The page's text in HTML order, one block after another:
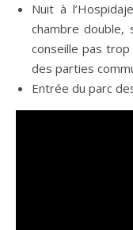
Nuit à
chambre double,
conseille pas
des parties
Entrée du parc